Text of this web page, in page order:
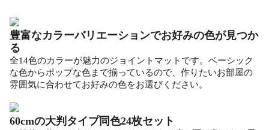
豊富なカラーバリエーションでお好みの色が見つか
る
全14色のカラーが魅力のジョイントマットです。ベーシック
な色からポップな色まで揃っているので、作りたいお部屋の
雰囲気に合わせてお好みの色をお選びください。
60cmの大判タイプ同色24枚セット